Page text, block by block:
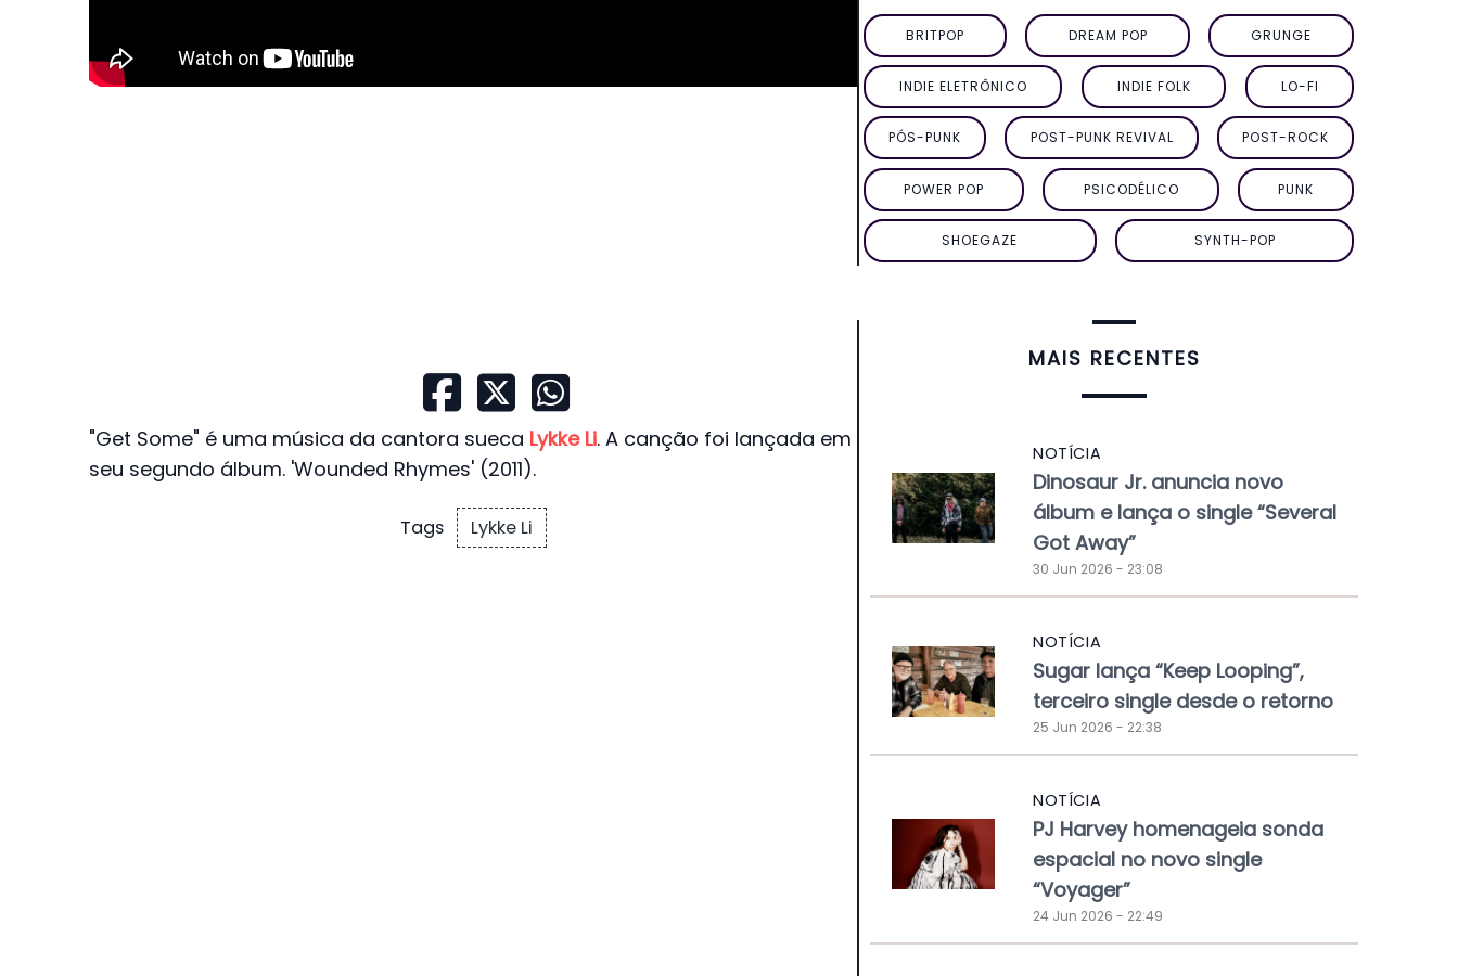
"Get Some" é uma música da cantora sueca Lykke Li. A canção foi lançada em
seu segundo álbum. 'Wounded Rhymes' (2011).
Tags Lykke Li
BRITPOP DREAM POP GRUNGE
INDIE ELETRÔNICO INDIE FOLK LO-FI
PÓS-PUNK POST-PUNK REVIVAL POST-ROCK
POWER POP PSICODÉLICO PUNK
SHOEGAZE SYNTH-POP
MAIS RECENTES
NOTÍCIA
Dinosaur Jr. anuncia novo
álbum e lança o single “Several
Got Away”
30 Jun 2026 - 23:08
NOTÍCIA
Sugar lança “Keep Looping”,
terceiro single desde o retorno
25 Jun 2026 - 22:38
NOTÍCIA
PJ Harvey homenageia sonda
espacial no novo single
“Voyager”
24 Jun 2026 - 22:49